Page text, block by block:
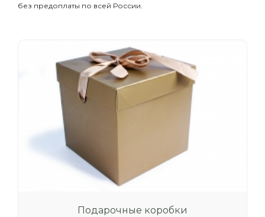
без предоплаты по всей России.
Подарочные коробки